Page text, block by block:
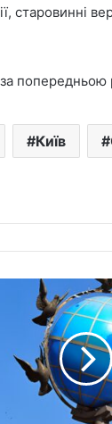
старовинні
попередньою
Київ